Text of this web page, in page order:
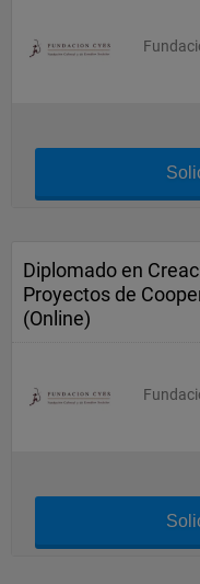
Diplomado en
Proyectos de
(Online)